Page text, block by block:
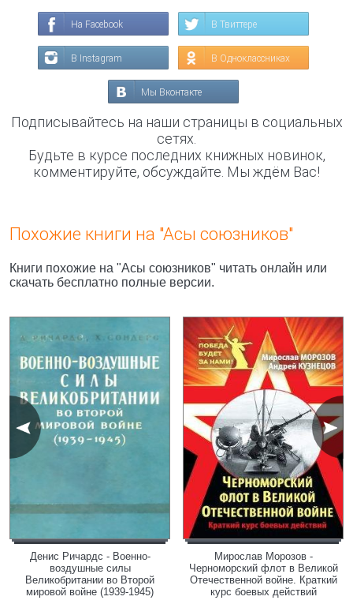
На Facebook В Твиттере
В Instagram В Одноклассниках
Мы Вконтакте
Подписывайтесь на наши страницы в социальных
сетях.
Будьте в курсе последних книжных новинок,
комментируйте, обсуждайте. Мы ждём Вас!
Похожие книги на "Асы союзников"
Книги похожие на "Асы союзников" читать онлайн или
скачать бесплатно полные версии.
Денис Ричардс - Военно-
воздушные силы
Великобритании во Второй
мировой войне (1939-1945)
Мирослав Морозов -
Черноморский флот в Великой
Отечественной войне. Краткий
курс боевых действий